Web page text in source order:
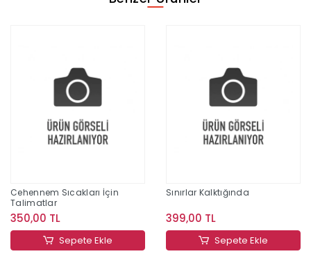
Cehennem Sıcakları İçin
Talimatlar
350,00 TL
Sepete Ekle
Sınırlar Kalktığında
399,00 TL
Sepete Ekle